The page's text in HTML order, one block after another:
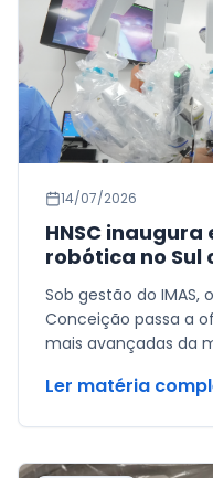
14/07/2026
HNSC
robótica no Sul
Sob gestão do IMAS,
Conceição passa a
mais avançadas da
Ler matéria